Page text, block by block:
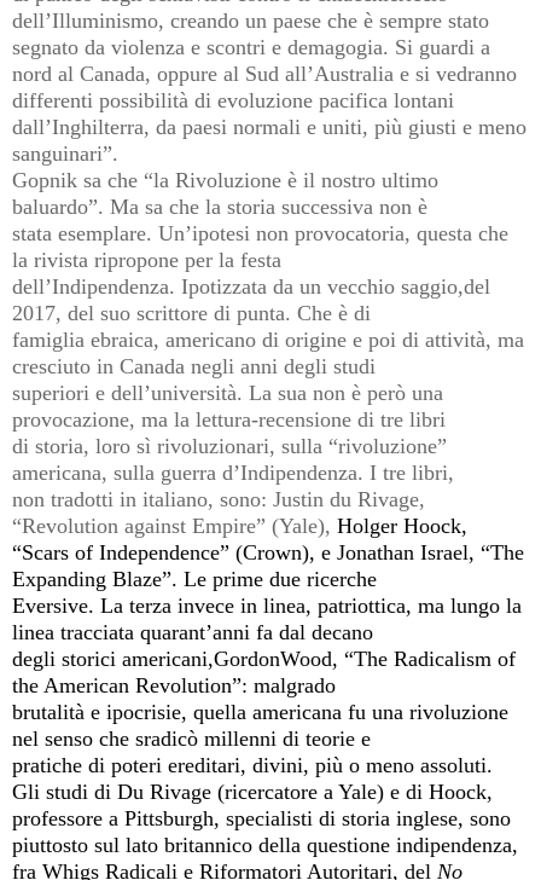
dell’Illuminismo, creando un paese che è sempre stato
segnato da violenza e scontri e demagogia. Si guardi a
nord al Canada, oppure al Sud all’Australia e si vedranno
differenti possibilità di evoluzione pacifica lontani
dall’Inghilterra, da paesi normali e uniti, più giusti e meno
sanguinari”.
Gopnik sa che “la Rivoluzione è il nostro ultimo
baluardo”. Ma sa che la storia successiva non è
stata esemplare. Un’ipotesi non provocatoria, questa che
la rivista ripropone per la festa
dell’Indipendenza. Ipotizzata da un vecchio saggio,del
2017, del suo scrittore di punta. Che è di
famiglia ebraica, americano di origine e poi di attività, ma
cresciuto in Canada negli anni degli studi
superiori e dell’università. La sua non è però una
provocazione, ma la lettura-recensione di tre libri
di storia, loro sì rivoluzionari, sulla “rivoluzione”
americana, sulla guerra d’Indipendenza. I tre libri,
non tradotti in italiano, sono: Justin du Rivage,
“Revolution against Empire” (Yale), Holger Hoock,
“Scars of Independence” (Crown), e Jonathan Israel, “The
Expanding Blaze”. Le prime due ricerche
Eversive. La terza invece in linea, patriottica, ma lungo la
linea tracciata quarant’anni fa dal decano
degli storici americani,GordonWood, “The Radicalism of
the American Revolution”: malgrado
brutalità e ipocrisie, quella americana fu una rivoluzione
nel senso che sradicò millenni di teorie e
pratiche di poteri ereditari, divini, più o meno assoluti.
Gli studi di Du Rivage (ricercatore a Yale) e di Hoock,
professore a Pittsburgh, specialisti di storia inglese, sono
piuttosto sul lato britannico della questione indipendenza,
fra Whigs Radicali e Riformatori Autoritari, del No